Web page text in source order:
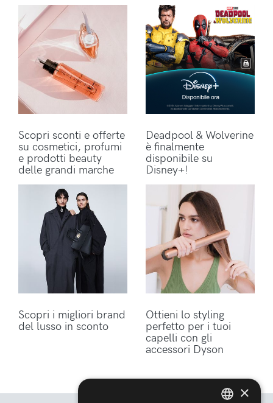
Scopri sconti e offerte
su cosmetici, profumi
e prodotti beauty
delle grandi marche
Deadpool & Wolverine
è finalmente
disponibile su
Disney+!
Scopri i migliori brand
del lusso in sconto
Ottieni lo styling
perfetto per i tuoi
capelli con gli
accessori Dyson
×